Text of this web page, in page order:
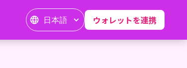
日本語 ウォレットを連携